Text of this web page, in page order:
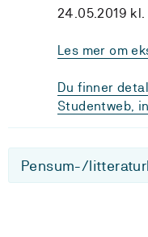
24.05.2019
Les mer om
Du finner
Studentweb,
Pensum-/